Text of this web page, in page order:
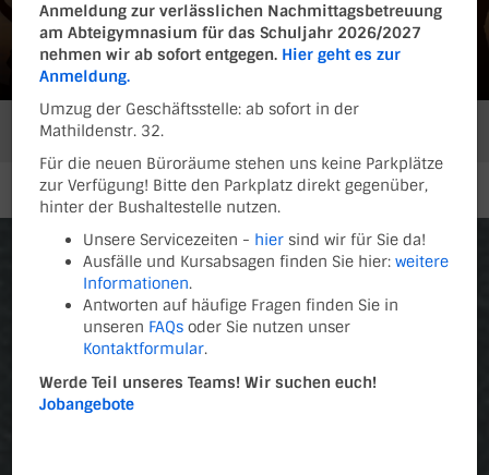
Sie befinden sich hier:
Anmeldung zur verlässlichen Nachmittagsbetreuung
am Abteigymnasium für das Schuljahr 2026/2027
nehmen wir ab sofort entgegen. Hier geht es zur
Anmeldung.
Umzug der Geschäftsstelle: ab sofort in der
Mathildenstr. 32.
Für die neuen Büroräume stehen uns keine Parkplätze
zur Verfügung! Bitte den Parkplatz direkt gegenüber,
hinter der Bushaltestelle nutzen.
Unsere Servicezeiten - hier sind wir für Sie da!
Ausfälle und Kursabsagen finden Sie hier: weitere
Informationen.
Antworten auf häufige Fragen finden Sie in
unseren FAQs oder Sie nutzen unser
Kontaktformular.
Werde Teil unseres Teams! Wir suchen euch!
Jobangebote